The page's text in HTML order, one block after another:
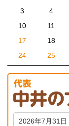
3
4
10
11
17
18
24
25
2026年7月31日